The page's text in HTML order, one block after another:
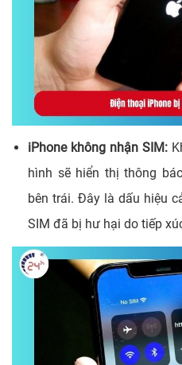
iPhone không nhận SIM:
hình sẽ hiển thị thông
bên trái. Đây là dấu hiệu
SIM đã bị hư hại do tiếp